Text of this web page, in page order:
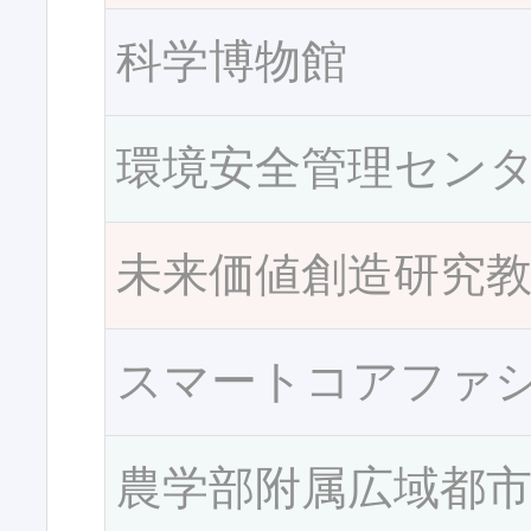
科学博物館
環境安全管理セン
未来価値創造研究
スマートコアファ
農学部附属広域都